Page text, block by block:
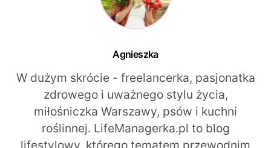
Agnieszka
W dużym skrócie - freelancerka, pasjonatka
zdrowego i uważnego stylu życia,
miłośniczka Warszawy, psów i kuchni
roślinnej. LifeManagerka.pl to blog
lifestylowy, którego tematem przewodnim